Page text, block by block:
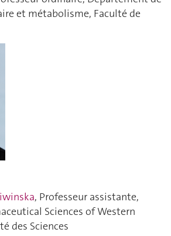
et métabolisme, Faculté de
, Professeur assistante,
Sciences of Western
des Sciences